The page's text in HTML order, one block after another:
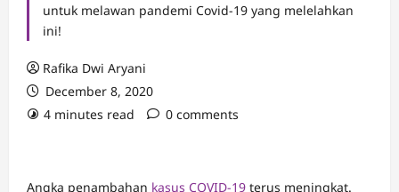
untuk melawan pandemi Covid-19 yang melelahkan
ini!
Rafika Dwi Aryani
December 8, 2020
4 minutes read
0 comments
Angka penambahan kasus COVID-19 terus meningkat.